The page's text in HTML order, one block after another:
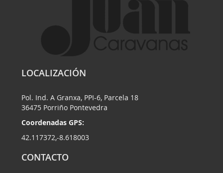
LOCALIZACIÓN
Pol. Ind. A Granxa, PPI-6, Parcela 18
36475 Porriño Pontevedra
Coordenadas GPS:
42.117372,-8.618003
CONTACTO